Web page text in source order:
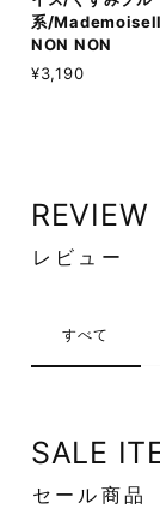
系/
NON NON
¥3,190
REVIEW
レビュー
すべて
SALE
セール商品